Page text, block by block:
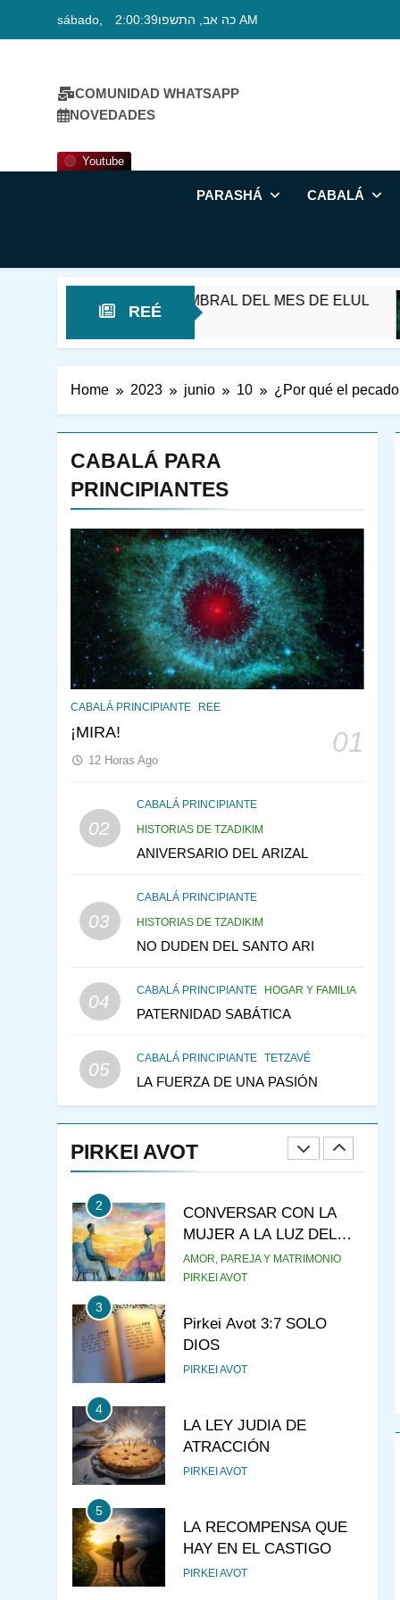
sábado, כה אב, התשפו 2:00:40 AM
COMUNIDAD WHATSAPP
NOVEDADES
Youtube
PARASHÁ CABALÁ
REÉ
REÉ – EN EL UMBRAL DEL MES DE ELUL
Home 2023 junio 10 ¿Por qué el
CABALÁ PARA
PRINCIPIANTES
CABALÁ PRINCIPIANTE REE
¡MIRA! 01
12 Horas Ago
02
CABALÁ PRINCIPIANTE
HISTORIAS DE TZADIKIM
ANIVERSARIO DEL ARIZAL
03
CABALÁ PRINCIPIANTE
HISTORIAS DE TZADIKIM
NO DUDEN DEL SANTO ARI
04
CABALÁ PRINCIPIANTE HOGAR Y FAMILIA
PATERNIDAD SABÁTICA
05
CABALÁ PRINCIPIANTE TETZAVÉ
LA FUERZA DE UNA PASIÓN
PIRKEI AVOT
¿QUIÉN ES SABIO? EL
CABALÁ Y JASIDUT: EL
CONSEJO DE LOS
PADRES
PENSAMIENTO JUDÍO
146
DEL TEMPLO Y LA
ALEGRÍA EN MEDIO DE
MES DE MENAJEM AV
147
VEAMOS ¿POR QUÉ
DE LAS MUJERES
PENSAMIENTO JUDÍO
1
JASIDUT
2
CONVERSAR CON LA
MUJER A LA LUZ DEL
JUDAÍSMO
AMOR, PAREJA Y MATRIMONIO
PIRKEI AVOT
3
Pirkei Avot 3:7 SOLO
DIOS
PIRKEI AVOT
4
LA LEY JUDIA DE
ATRACCIÓN
PIRKEI AVOT
5
LA RECOMPENSA QUE
HAY EN EL CASTIGO
PIRKEI AVOT